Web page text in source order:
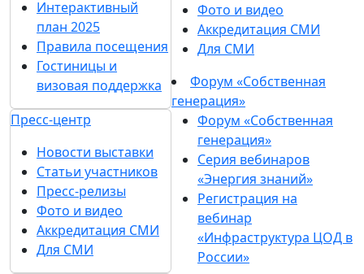
Интерактивный
план 2025
Правила посещения
Гостиницы и
визовая поддержка
Пресс-центр
Новости выставки
Статьи участников
Пресс-релизы
Фото и видео
Аккредитация СМИ
Для СМИ
Фото и видео
Аккредитация СМИ
Для СМИ
Форум «Собственная
генерация»
Форум «Собственная
генерация»
Серия вебинаров
«Энергия знаний»
Регистрация на
вебинар
«Инфраструктура ЦОД в
России»